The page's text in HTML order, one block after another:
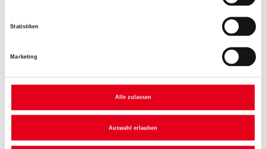
Statistiken
Marketing
Alle zulassen
Auswahl erlauben
PRODUKTEIGENSCHAFTEN